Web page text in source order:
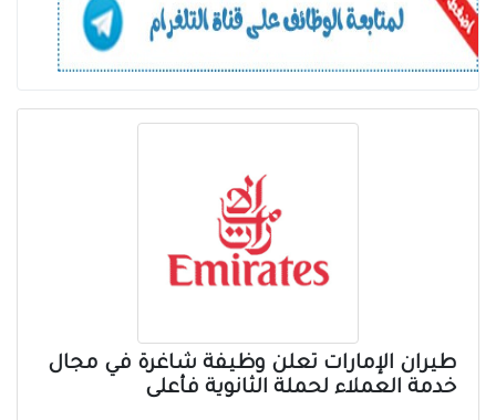
طيران الإمارات تعلن وظيفة شاغرة في مجال
خدمة العملاء لحملة الثانوية فأعلى